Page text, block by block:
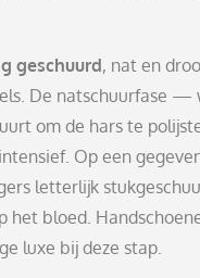
geschuurd, nat en
De natschuurfase —
om de hars te
Op een
letterlijk
het bloed.
luxe bij deze stap.